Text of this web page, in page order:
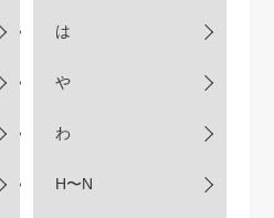
は
や
わ
H〜N